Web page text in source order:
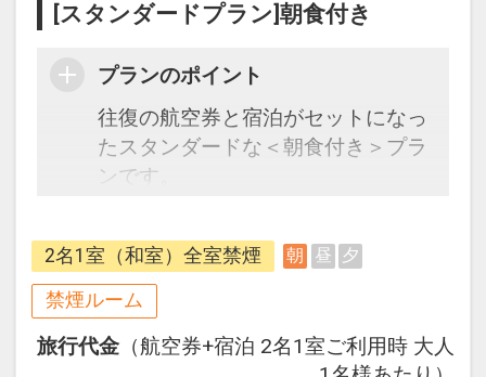
＜添い寝の幼児のお子様＞
生する場合がございます。
現地にてお支払いください。
[スタンダードプラン]朝食付き
プランのポイント
往復の航空券と宿泊がセットになっ
たスタンダードな＜朝食付き＞プラ
ンです。
できるダイナミックパッケージだか
ら、一都市滞在はもちろん周遊旅行
にも最適！
旅行期間中の1泊だけの宿泊や延
泊・飛び泊なども自由自在です。
2名1室（和室）全室禁煙 朝 昼 夕
禁煙ルーム
旅行代金 （航空券+宿泊 2名1室ご利用時 大人